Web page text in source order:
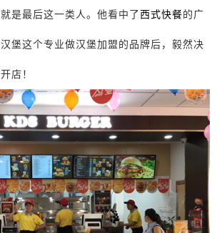
是最后这一类人。他看中了西式快餐的广
堡这个专业做汉堡加盟的品牌后，毅然决
店！